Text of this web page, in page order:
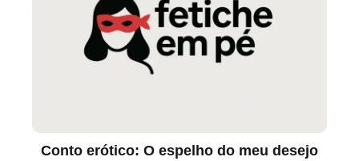
Conto erótico: O espelho do meu desejo